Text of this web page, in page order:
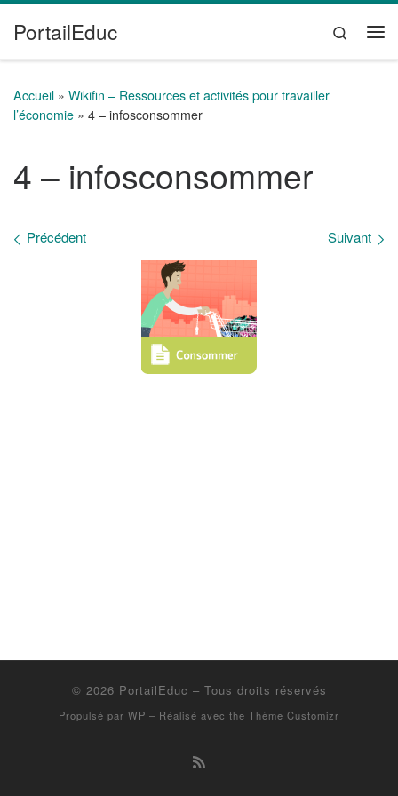
Passer au contenu
PortailEduc
Search
Accueil » Wikifin – Ressources et activités pour travailler
l’économie » 4 – infosconsommer
4 – infosconsommer
Navigation des images
Précédent Suivant
© 2026 PortailEduc – Tous droits réservés
Propulsé par WP – Réalisé avec the Thème Customizr